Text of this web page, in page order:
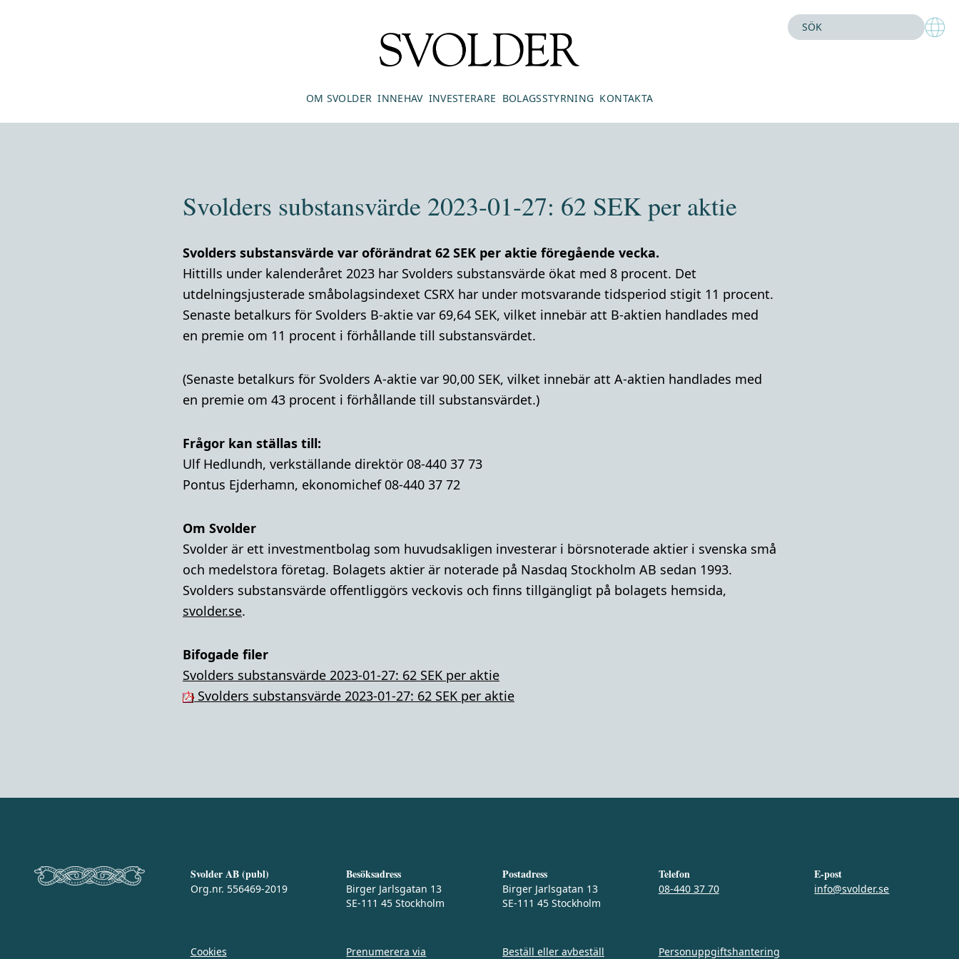
OM SVOLDER INNEHAV INVESTERARE BOLAGSSTYRNING KONTAKTA
Svolders substansvärde 2023-01-27: 62 SEK per aktie
Svolders substansvärde var oförändrat 62 SEK per aktie föregående vecka.
Hittills under kalenderåret 2023 har Svolders substansvärde ökat med 8 procent. Det
utdelningsjusterade småbolagsindexet CSRX har under motsvarande tidsperiod stigit 11 procent.
Senaste betalkurs för Svolders B-aktie var 69,64 SEK, vilket innebär att B-aktien handlades med
en premie om 11 procent i förhållande till substansvärdet.
(Senaste betalkurs för Svolders A-aktie var 90,00 SEK, vilket innebär att A-aktien handlades med
en premie om 43 procent i förhållande till substansvärdet.)
Frågor kan ställas till:
Ulf Hedlundh, verkställande direktör 08-440 37 73
Pontus Ejderhamn, ekonomichef 08-440 37 72
Om Svolder
Svolder är ett investmentbolag som huvudsakligen investerar i börsnoterade aktier i svenska små
och medelstora företag. Bolagets aktier är noterade på Nasdaq Stockholm AB sedan 1993.
Svolders substansvärde offentliggörs veckovis och finns tillgängligt på bolagets hemsida,
svolder.se.
Bifogade filer
Svolders substansvärde 2023-01-27: 62 SEK per aktie
Svolders substansvärde 2023-01-27: 62 SEK per aktie
Svolder AB (publ)
Org.nr. 556469-2019
Besöksadress
Birger Jarlsgatan 13
SE-111 45 Stockholm
Postadress
Birger Jarlsgatan 13
SE-111 45 Stockholm
Telefon
08-440 37 70
E-post
info@svolder.se
Cookies Prenumerera via Beställ eller avbeställ Personuppgiftshantering